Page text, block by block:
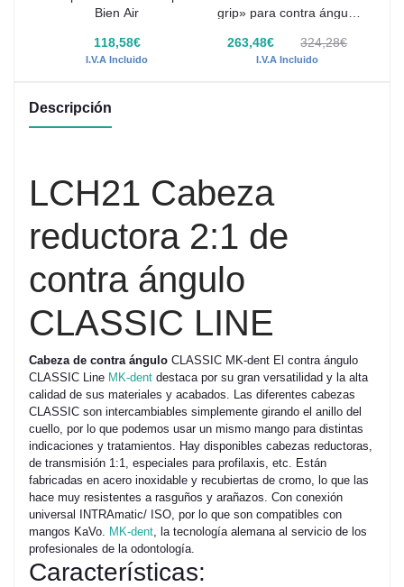
Bien Air
118,58€
I.V.A Incluido
grip» para contra ángulo
fresas de turbina
263,48€ 324,28€
I.V.A Incluido
Descripción
LCH21 Cabeza
reductora 2:1 de
contra ángulo
CLASSIC LINE
Cabeza de contra ángulo CLASSIC MK-dent El contra ángulo
CLASSIC Line MK-dent destaca por su gran versatilidad y la alta
calidad de sus materiales y acabados. Las diferentes cabezas
CLASSIC son intercambiables simplemente girando el anillo del
cuello, por lo que podemos usar un mismo mango para distintas
indicaciones y tratamientos. Hay disponibles cabezas reductoras,
de transmisión 1:1, especiales para profilaxis, etc. Están
fabricadas en acero inoxidable y recubiertas de cromo, lo que las
hace muy resistentes a rasguños y arañazos. Con conexión
universal INTRAmatic/ ISO, por lo que son compatibles con
mangos KaVo. MK-dent , la tecnología alemana al servicio de los
profesionales de la odontología.
Características: